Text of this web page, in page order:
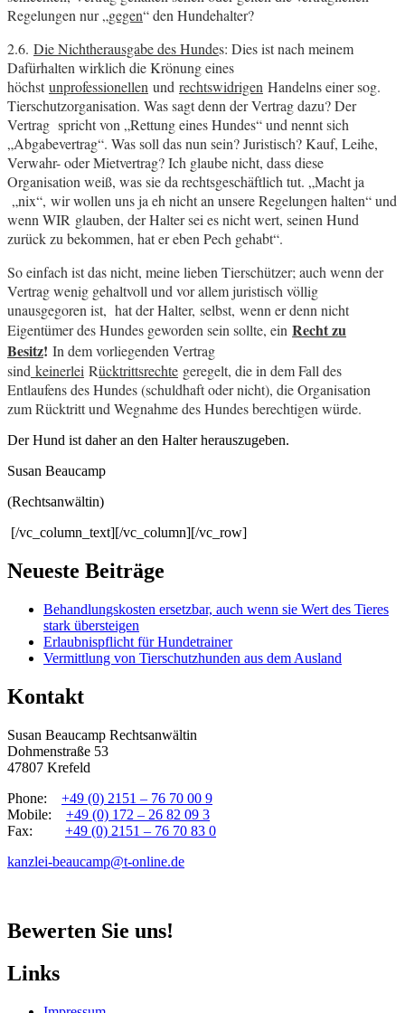
Regelungen nur „gegen“ den Hundehalter?
2.6. Die Nichtherausgabe des Hundes: Dies ist nach meinem
Dafürhalten wirklich die Krönung eines
höchstunprofessionellen und rechtswidrigen Handelns einer sog.
Tierschutzorganisation. Was sagt denn der Vertrag dazu? Der
Vertrag spricht von „Rettung eines Hundes“ und nennt sich
„Abgabevertrag“. Was soll das nun sein? Juristisch? Kauf, Leihe,
Verwahr- oder Mietvertrag? Ich glaube nicht, dass diese
Organisation weiß, was sie da rechtsgeschäftlich tut. „Macht ja
„nix“, wir wollen uns ja eh nicht an unsere Regelungen halten“ und
wenn WIR glauben, der Halter sei es nicht wert, seinen Hund
zurück zu bekommen, hat er eben Pech gehabt“.
So einfach ist das nicht, meine lieben Tierschützer; auch wenn der
Vertrag wenig gehaltvoll und vor allem juristisch völlig
unausgegoren ist, hat der Halter, selbst, wenn er denn nicht
Eigentümer des Hundes geworden sein sollte, ein Recht zu
Besitz! In dem vorliegenden Vertrag
sind keinerlei Rücktrittsrechte geregelt, die in dem Fall des
Entlaufens des Hundes (schuldhaft oder nicht), die Organisation
zum Rücktritt und Wegnahme des Hundes berechtigen würde.
Der Hund ist daher an den Halter herauszugeben.
Susan Beaucamp
(Rechtsanwältin)
[/vc_column_text][/vc_column][/vc_row]
Neueste Beiträge
Behandlungskosten ersetzbar, auch wenn sie Wert des Tieres
stark übersteigen
Erlaubnispflicht für Hundetrainer
Vermittlung von Tierschutzhunden aus dem Ausland
Kontakt
Susan Beaucamp Rechtsanwältin
Dohmenstraße 53
47807 Krefeld
Phone: +49 (0) 2151 – 76 70 00 9
Mobile: +49 (0) 172 – 26 82 09 3
Fax: +49 (0) 2151 – 76 70 83 0
kanzlei-beaucamp@t-online.de
Bewerten Sie uns!
Links